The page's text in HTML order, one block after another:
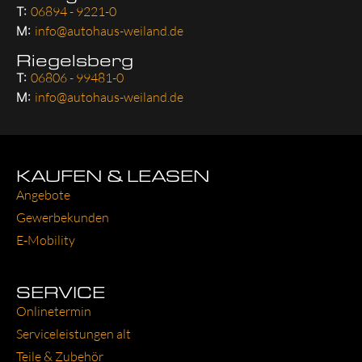
T: 06894 - 9221-0
M: info@autohaus-weiland.de
Riegelsberg
T: 06806 - 99481-0
M: info@autohaus-weiland.de
KAUFEN & LEASEN
Ange­bo­te
Gewer­be­kun­den
E‑Mobility
SERVICE
Online­ter­min
Ser­vice­leis­tun­gen alt
Tei­le & Zube­hör